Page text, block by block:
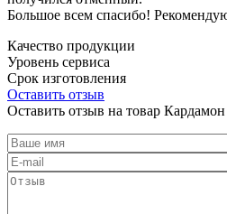
Большое всем спасибо!
Качество продукции
Уровень сервиса
Срок изготовления
Оставить отзыв
Оставить отзыв на товар Кардамон